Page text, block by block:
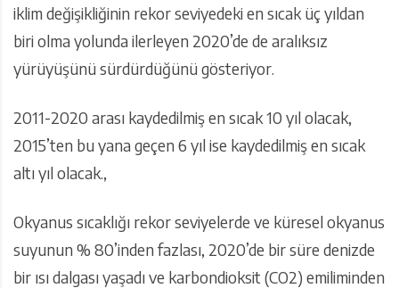
iklim değişikliğinin rekor seviyedeki en sıcak üç yıldan
biri olma yolunda ilerleyen 2020’de de aralıksız
yürüyüşünü sürdürdüğünü gösteriyor.
2011-2020 arası kaydedilmiş en sıcak 10 yıl olacak,
2015’ten bu yana geçen 6 yıl ise kaydedilmiş en sıcak
altı yıl olacak.,
Okyanus sıcaklığı rekor seviyelerde ve küresel okyanus
suyunun % 80’inden fazlası, 2020’de bir süre denizde
bir ısı dalgası yaşadı ve karbondioksit (CO2) emiliminden